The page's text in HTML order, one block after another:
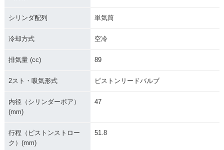
シリンダ配列 単気筒
冷却方式 空冷
排気量 (cc) 89
2スト・吸気形式 ピストンリードバルブ
内径（シリンダーボア）
(mm)
47
行程（ピストンストロー
ク）(mm)
51.8